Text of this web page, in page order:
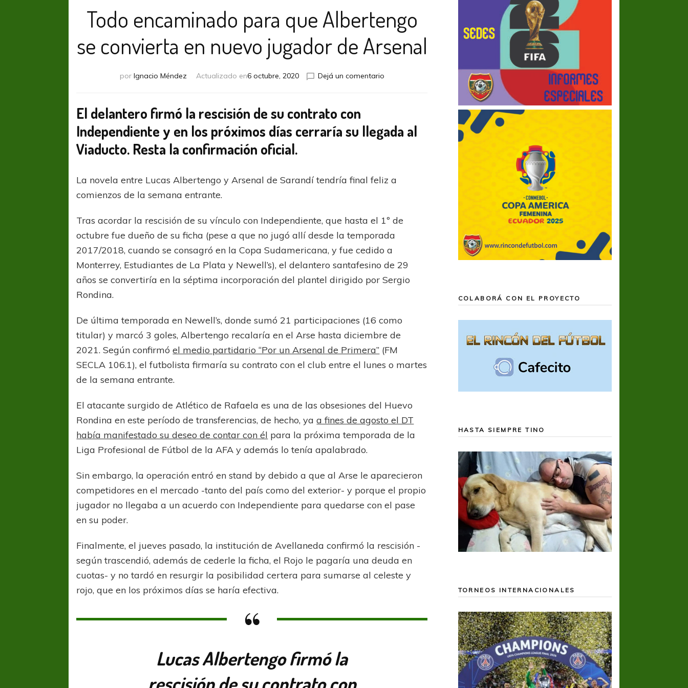
Todo encaminado para que Albertengo
se convierta en nuevo jugador de Arsenal
por Ignacio Méndez Actualizado en6 octubre, 2020 Dejá un comentarioen
Albertengo
se
jugador
El delantero firmó la rescisión de su contrato con
Independiente y en los próximos días cerraría su llegada al
Viaducto. Resta la confirmación oficial.
La novela entre Lucas Albertengo y Arsenal de Sarandí tendría final feliz a
comienzos de la semana entrante.
Tras acordar la rescisión de su vínculo con Independiente, que hasta el 1º de
octubre fue dueño de su ficha (pese a que no jugó allí desde la temporada
2017/2018, cuando se consagró en la Copa Sudamericana, y fue cedido a
Monterrey, Estudiantes de La Plata y Newell’s), el delantero santafesino de 29
años se convertiría en la séptima incorporación del plantel dirigido por Sergio
Rondina.
De última temporada en Newell’s, donde sumó 21 participaciones (16 como
titular) y marcó 3 goles, Albertengo recalaría en el Arse hasta diciembre de
2021. Según confirmóel medio partidario “Por un Arsenal de Primera” (FM
SECLA 106.1), el futbolista firmaría su contrato con el club entre el lunes o martes
de la semana entrante.
El atacante surgido de Atlético de Rafaela es una de las obsesiones del Huevo
Rondina en este período de transferencias, de hecho, yaa fines de agosto el DT
había manifestado su deseo de contar con él para la próxima temporada de la
Liga Profesional de Fútbol de la AFA y además lo tenía apalabrado.
Sin embargo, la operación entró en stand by debido a que al Arse le aparecieron
competidores en el mercado -tanto del país como del exterior- y porque el propio
jugador no llegaba a un acuerdo con Independiente para quedarse con el pase
en su poder.
Finalmente, el jueves pasado, la institución de Avellaneda confirmó la rescisión -
según trascendió, además de cederle la ficha, el Rojo le pagaría una deuda en
cuotas- y no tardó en resurgir la posibilidad certera para sumarse al celeste y
rojo, que en los próximos días se haría efectiva.
Lucas Albertengo firmó la
COLABORÁ CON EL PROYECTO
HASTA SIEMPRE TINO
TORNEOS INTERNACIONALES